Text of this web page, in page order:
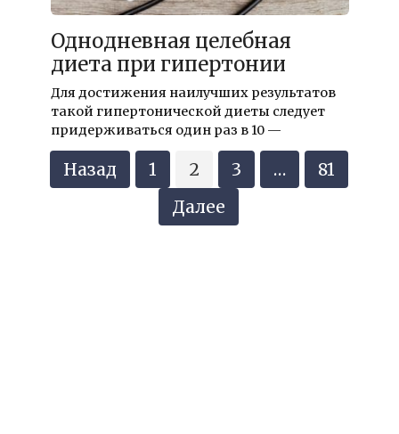
Однодневная целебная
диета при гипертонии
Для достижения наилучших результатов
такой гипертонической диеты следует
придерживаться один раз в 10 —
Навигация
Назад 1 2 3 …
81
Далее